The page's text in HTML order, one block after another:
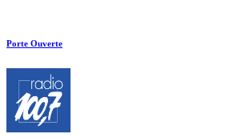
Porte Ouverte